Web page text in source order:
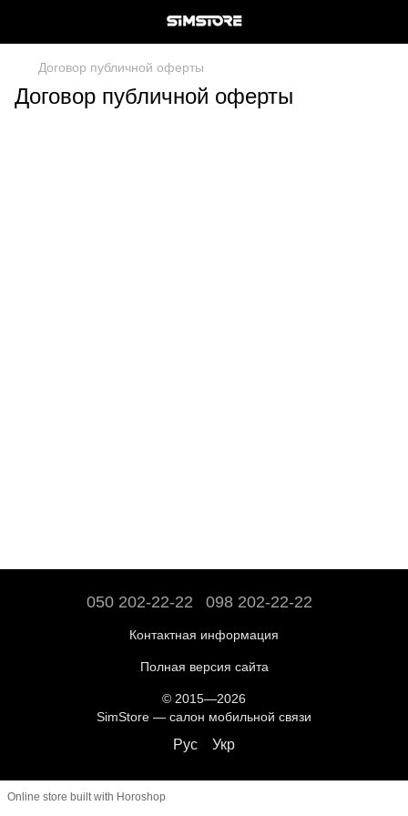
Договор публичной оферты
Договор публичной оферты
050 202-22-22 098 202-22-22
Контактная информация
Полная версия сайта
© 2015—2026
SimStore — салон мобильной связи
Рус Укр
Online store built with Horoshop